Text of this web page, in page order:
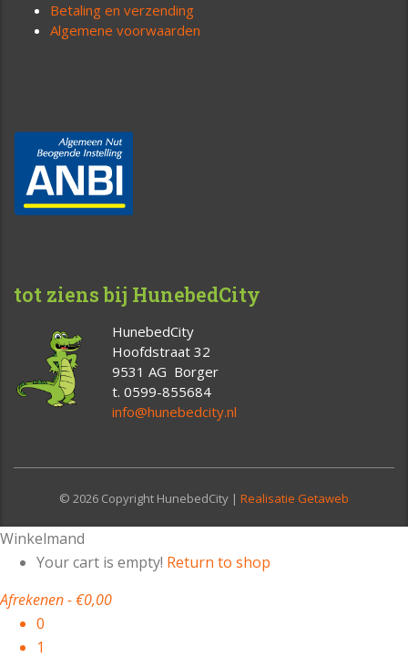
Betaling en verzending
Algemene voorwaarden
tot ziens bij HunebedCity
HunebedCity
Hoofdstraat 32
9531 AG Borger
t. 0599-855684
info@hunebedcity.nl
© 2026 Copyright HunebedCity | Realisatie Getaweb
Winkelmand
Your cart is empty! Return to shop
Afrekenen-€0,00
0
1